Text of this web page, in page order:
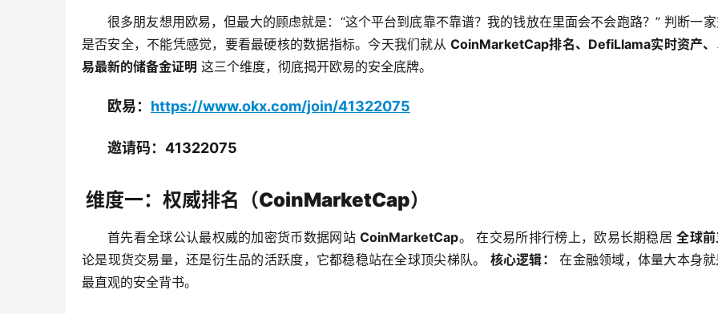
很多朋友想用欧易，但最大的顾虑就是：“这个平台到底靠不靠谱？我的钱放在里面会不会跑路？” 判断一
是否安全，不能凭感觉，要看最硬核的数据指标。今天我们就从 CoinMarketCap排名、DefiLlama实时资产、
易最新的储备金证明 这三个维度，彻底揭开欧易的安全底牌。
欧易： https://www.okx.com/join/41322075
邀请码：41322075
维度一：权威排名（CoinMarketCap）
首先看全球公认最权威的加密货币数据网站 CoinMarketCap。 在交易所排行榜上，欧易长期稳居 全球
论是现货交易量，还是衍生品的活跃度，它都稳稳站在全球顶尖梯队。 核心逻辑：
在金融领域，体量大本身
最直观的安全背书。